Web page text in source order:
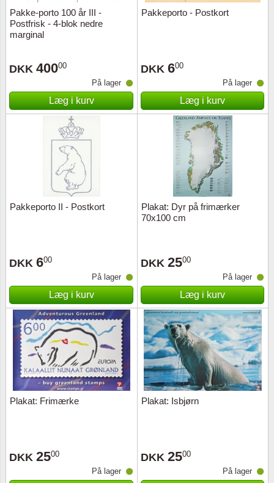
Pakke-porto 100 år III -
Postfrisk - 4-blok nedre
marginal
DKK 40000
På lager
Læg i kurv
Pakkeporto - Postkort
DKK 600
På lager
Læg i kurv
Pakkeporto II - Postkort
DKK 600
På lager
Læg i kurv
Plakat: Dyr på frimærker
70x100 cm
DKK 2500
På lager
Læg i kurv
Plakat: Frimærke
DKK 2500
På lager
Plakat: Isbjørn
DKK 2500
På lager